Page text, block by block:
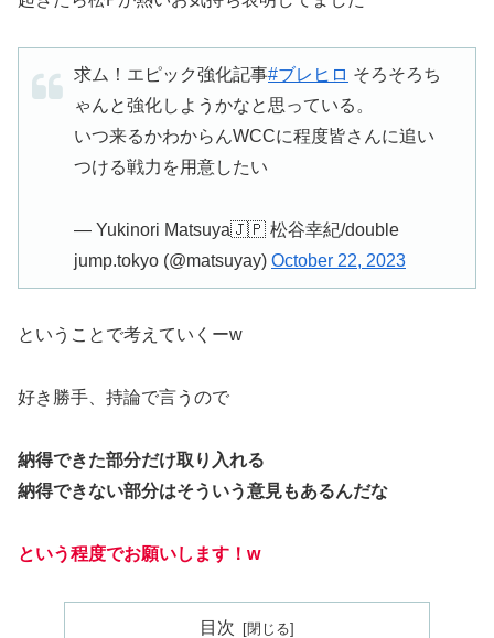
求ム！エピック強化記事#ブレヒロ そろそろち
ゃんと強化しようかなと思っている。
いつ来るかわからんWCCに程度皆さんに追い
つける戦力を用意したい
— Yukinori Matsuya🇯🇵 松谷幸紀/double
jump.tokyo (@matsuyay) October 22, 2023
ということで考えていくーw
好き勝手、持論で言うので
納得できた部分だけ取り入れる
納得できない部分はそういう意見もあるんだな
という程度でお願いします！w
目次